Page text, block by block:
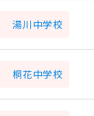
湯川中学校
桐花中学校